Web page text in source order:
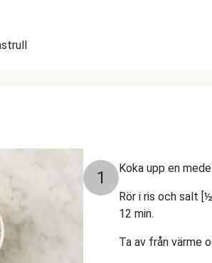
1 Koka upp en
Rör i ris och salt
12 min.
Ta av från värme